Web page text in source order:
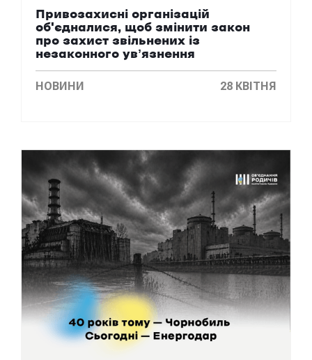
Привозахисні організацій
об'єдналися, щоб змінити закон
про захист звільнених із
незаконного увʼязнення
НОВИНИ 28 КВІТНЯ